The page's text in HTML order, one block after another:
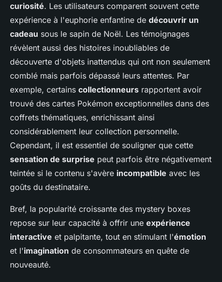
curiosité. Les utilisateurs comparent souvent cette
expérience à l'euphorie enfantine de découvrir un
cadeau sous le sapin de Noël. Les témoignages
révèlent aussi des histoires inoubliables de
découverte d'objets inattendus qui ont non seulement
comblé mais parfois dépassé leurs attentes. Par
exemple, certains collectionneurs rapportent avoir
trouvé des cartes Pokémon exceptionnelles dans des
coffrets thématiques, enrichissant ainsi
considérablement leur collection personnelle.
Cependant, il est essentiel de souligner que cette
sensation de surprise peut parfois être négativement
teintée si le contenu s'avère incompatible avec les
goûts du destinataire.
Bref, la popularité croissante des mystery boxes
repose sur leur capacité à offrir une expérience
interactive et palpitante, tout en stimulant l'émotion
et l'imagination de consommateurs en quête de
nouveauté.